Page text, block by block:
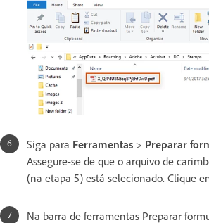
Siga para Ferramentas > Preparar
Assegure-se de que o arquivo de
(na etapa 5) está selecionado. Clique
Na barra de ferramentas Preparar